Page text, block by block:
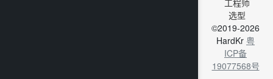
工程师
选型
©2019-2026
HardKr 粤
ICP备
19077568号